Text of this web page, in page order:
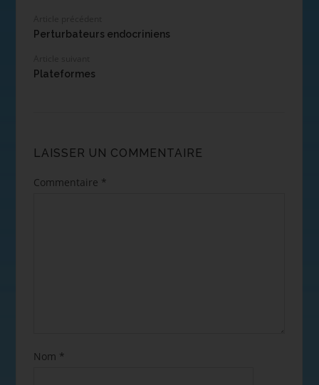
Perturbateurs endocriniens
Plateformes
LAISSER UN COMMENTAIRE
Commentaire *
Nom *